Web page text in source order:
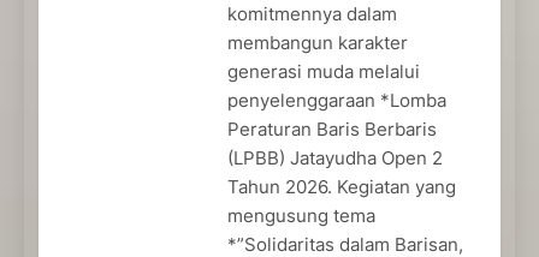
komitmennya dalam
membangun karakter
generasi muda melalui
penyelenggaraan *Lomba
Peraturan Baris Berbaris
(LPBB) Jatayudha Open 2
Tahun 2026. Kegiatan yang
mengusung tema
*”Solidaritas dalam Barisan,